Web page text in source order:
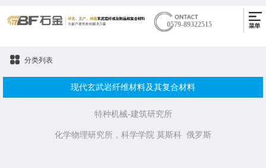
0579-89322515
分类列表
现代玄武岩纤维材料及其复合材料
特种机械-建筑研究所
化学物理研究所，科学学院 莫斯科 俄罗斯